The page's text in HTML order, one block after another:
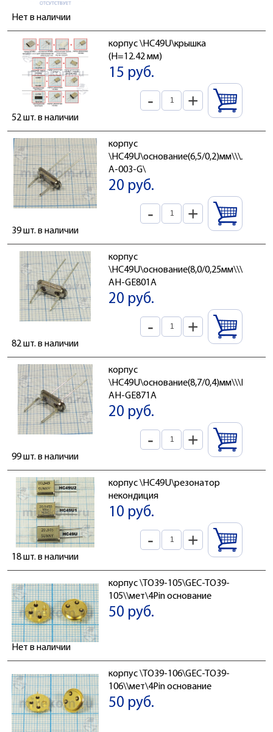
Нет в наличии
корпус \HC49U\крышка
(H=12.42 мм)
15 руб.
- +
52 шт. в наличии
корпус
\HC49U\основание(6,5/0,2)мм\\\JD-
A-003-G\
20 руб.
- +
39 шт. в наличии
корпус
\HC49U\основание(8,0/0,25мм\\\KBD-
AH-GE801A
20 руб.
- +
82 шт. в наличии
корпус
\HC49U\основание(8,7/0,4)мм\\\KBD-
AH-GE871A
20 руб.
- +
99 шт. в наличии
корпус \HC49U\резонатор
некондиция
10 руб.
- +
18 шт. в наличии
корпус \TO39-105\GEC-TO39-
105\\мет\4Pin основание
50 руб.
Нет в наличии
корпус \TO39-106\GEC-TO39-
106\\мет\4Pin основание
50 руб.